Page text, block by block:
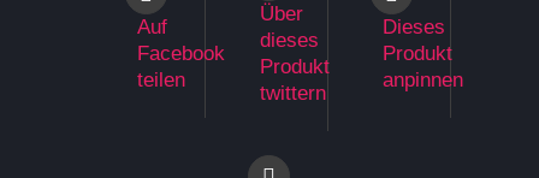
der
Produktseite
gewählt
Auf
Facebook
teilen
Über
dieses
Produkt
twittern
Dieses
Produkt
anpinnen